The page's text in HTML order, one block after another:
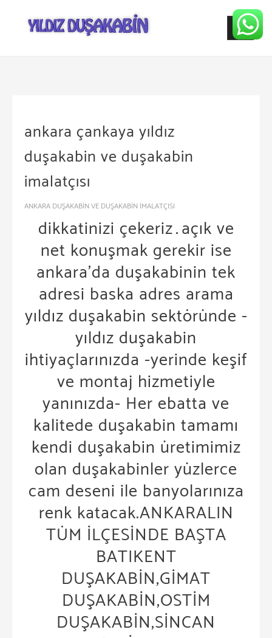
ankara çankaya yıldız
duşakabin ve duşakabin
imalatçısı
ANKARA DUŞAKABİN VE DUŞAKABİN İMALATÇISI
dikkatinizi çekeriz…açık ve
net konuşmak gerekir ise
ankara’da duşakabinin tek
adresi baska adres arama
yıldız duşakabin sektöründe -
yıldız duşakabin
ihtiyaçlarınızda -yerinde keşif
ve montaj hizmetiyle
yanınızda- Her ebatta ve
kalitede duşakabin tamamı
kendi duşakabin üretimimiz
olan duşakabinler yüzlerce
cam deseni ile banyolarınıza
renk katacak.ANKARALIN
TÜM İLÇESİNDE BAŞTA
BATIKENT
DUŞAKABİN,GİMAT
DUŞAKABİN,OSTİM
DUŞAKABİN,SİNCAN